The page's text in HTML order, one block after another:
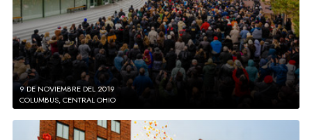
9 DE NOVIEMBRE DEL 2019
COLUMBUS, CENTRAL OHIO